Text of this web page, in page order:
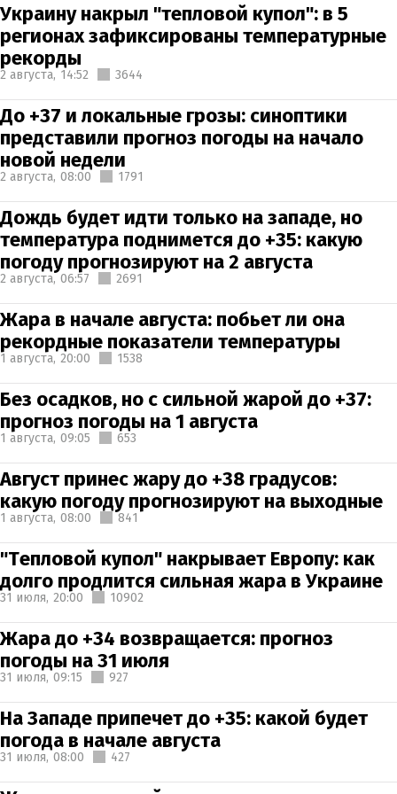
Украину накрыл "тепловой купол": в 5
регионах зафиксированы температурные
рекорды
2 августа, 14:52 3644
До +37 и локальные грозы: синоптики
представили прогноз погоды на начало
новой недели
2 августа, 08:00 1791
Дождь будет идти только на западе, но
температура поднимется до +35: какую
погоду прогнозируют на 2 августа
2 августа, 06:57 2691
Жара в начале августа: побьет ли она
рекордные показатели температуры
1 августа, 20:00 1538
Без осадков, но с сильной жарой до +37:
прогноз погоды на 1 августа
1 августа, 09:05 653
Август принес жару до +38 градусов:
какую погоду прогнозируют на выходные
1 августа, 08:00 841
"Тепловой купол" накрывает Европу: как
долго продлится сильная жара в Украине
31 июля, 20:00 10902
Жара до +34 возвращается: прогноз
погоды на 31 июля
31 июля, 09:15 927
На Западе припечет до +35: какой будет
погода в начале августа
31 июля, 08:00 427